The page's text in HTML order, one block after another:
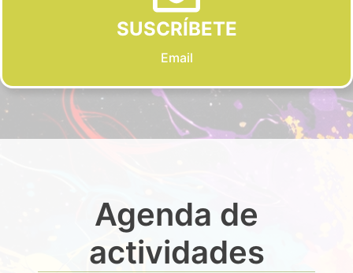
SUSCRÍBETE
Email
Agenda de
actividades